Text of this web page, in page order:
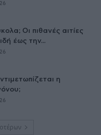
Οι πιθανές αιτίες
έως την...
η